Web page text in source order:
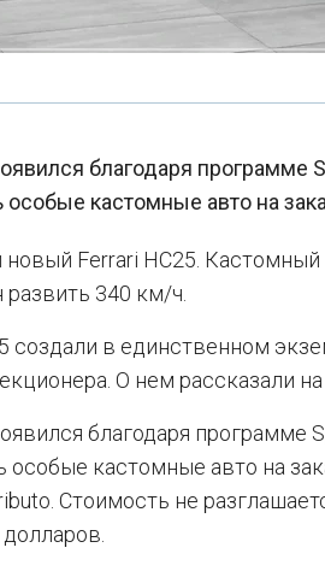
благодаря программе
особые кастомные авто на
Ferrari HC25.
340 км/ч.
создали в единственном
О нем рассказали
благодаря программе
особые кастомные авто на
Стоимость не